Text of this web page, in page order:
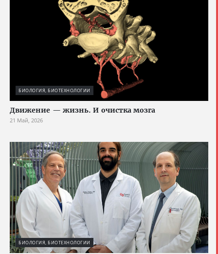
БИОЛОГИЯ, БИОТЕХНОЛОГИИ
Движение — жизнь. И очистка мозга
21 Май, 2026
БИОЛОГИЯ, БИОТЕХНОЛОГИИ